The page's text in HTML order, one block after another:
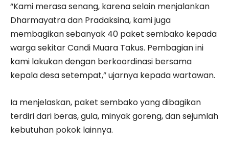
“Kami merasa senang, karena selain menjalankan
Dharmayatra dan Pradaksina, kami juga
membagikan sebanyak 40 paket sembako kepada
warga sekitar Candi Muara Takus. Pembagian ini
kami lakukan dengan berkoordinasi bersama
kepala desa setempat,” ujarnya kepada wartawan.
Ia menjelaskan, paket sembako yang dibagikan
terdiri dari beras, gula, minyak goreng, dan sejumlah
kebutuhan pokok lainnya.